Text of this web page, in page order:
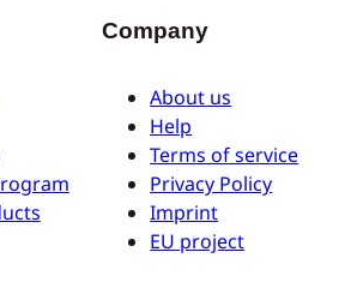
Company
About us
Help
Terms of service
Privacy Policy
Imprint
EU project